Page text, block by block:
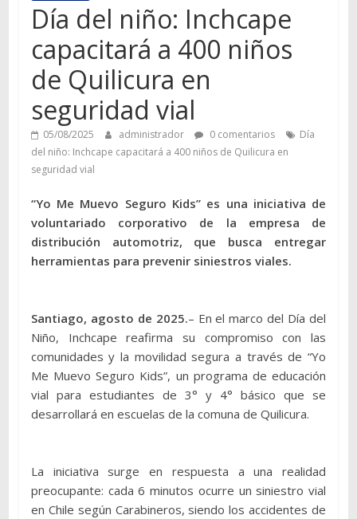
Día del niño: Inchcape
capacitará a 400 niños
de Quilicura en
seguridad vial
05/08/2025 administrador 0 comentarios
Día
del niño: Inchcape capacitará a 400 niños de Quilicura en
seguridad vial
“Yo Me Muevo Seguro Kids” es una iniciativa de
voluntariado corporativo de la empresa de
distribución automotriz, que busca entregar
herramientas para prevenir siniestros viales.
Santiago, agosto de 2025.– En el marco del Día del
Niño, Inchcape reafirma su compromiso con las
comunidades y la movilidad segura a través de “Yo
Me Muevo Seguro Kids”, un programa de educación
vial para estudiantes de 3° y 4° básico que se
desarrollará en escuelas de la comuna de Quilicura.
La iniciativa surge en respuesta a una realidad
preocupante: cada 6 minutos ocurre un siniestro vial
en Chile según Carabineros, siendo los accidentes de